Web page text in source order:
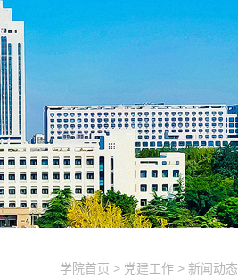
学院首页 > 党建工作 > 新闻动态